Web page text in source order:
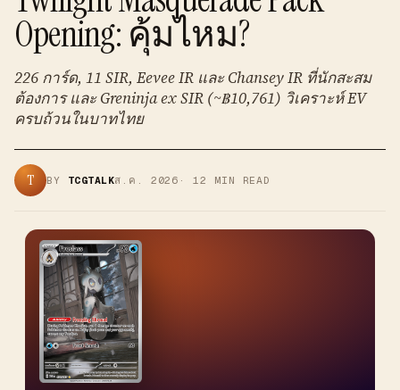
Opening: คุ้มไหม?
226 การ์ด, 11 SIR, Eevee IR และ Chansey IR ที่นักสะสม
ต้องการ และ Greninja ex SIR (~฿10,761) วิเคราะห์ EV
ครบถ้วนในบาทไทย
T BY TCGTALKส.ค. 2026 ·12 MIN READ